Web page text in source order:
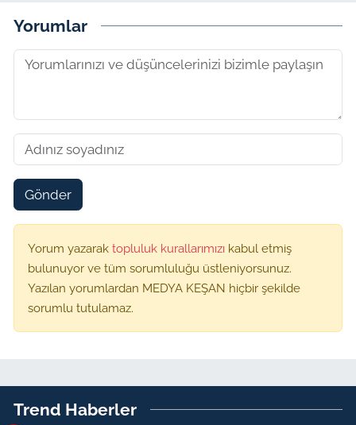
Yorumlar
Gönder
Yorum yazarak topluluk kurallarımızı kabul etmiş
bulunuyor ve tüm sorumluluğu üstleniyorsunuz.
Yazılan yorumlardan MEDYA KEŞAN hiçbir şekilde
sorumlu tutulamaz.
Trend Haberler